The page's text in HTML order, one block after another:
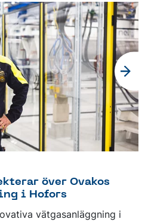
över Ovakos
i Hofors
vätgasanläggning i